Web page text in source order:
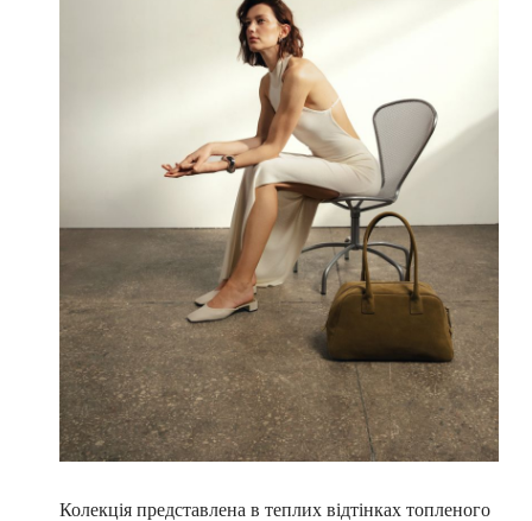
Колекція представлена в теплих відтінках топленого